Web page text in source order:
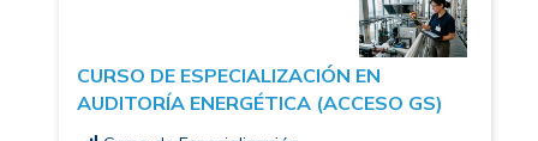
CURSO DE ESPECIALIZACIÓN EN
AUDITORÍA ENERGÉTICA (ACCESO GS)